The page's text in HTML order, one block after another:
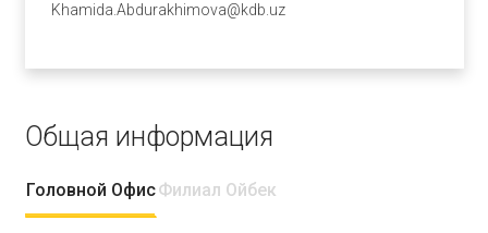
Khamida.Abdurakhimova@kdb.uz
Общая информация
Головной ОфисФилиал Ойбек